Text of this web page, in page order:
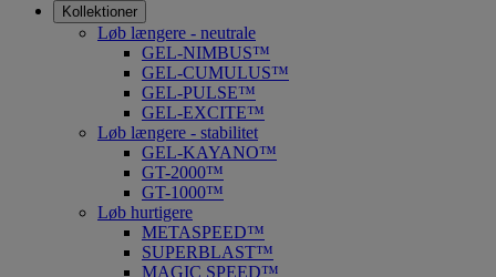
Kollektioner
Løb længere - neutrale
GEL-NIMBUS™
GEL-CUMULUS™
GEL-PULSE™
GEL-EXCITE™
Løb længere - stabilitet
GEL-KAYANO™
GT-2000™
GT-1000™
Løb hurtigere
METASPEED™
SUPERBLAST™
MAGIC SPEED™